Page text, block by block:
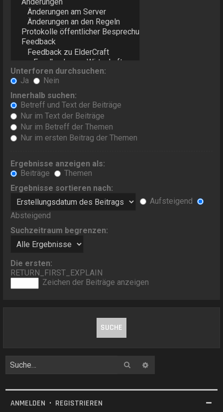
Unterforen durchsuchen:
Ja
Nein
Innerhalb suchen:
Betreff und Text der Beiträge
Nur im Text der Beiträge
Nur im Betreff der Themen
Nur im ersten Beitrag der Themen
Ergebnisse anzeigen als:
Beiträge
Themen
Ergebnisse sortieren nach:
Aufsteigend
Absteigend
Suchzeitraum begrenzen:
Die ersten:
RETURN_FIRST_EXPLAIN
Zeichen der Beiträge anzeigen
Suche
ANMELDEN • REGISTRIEREN